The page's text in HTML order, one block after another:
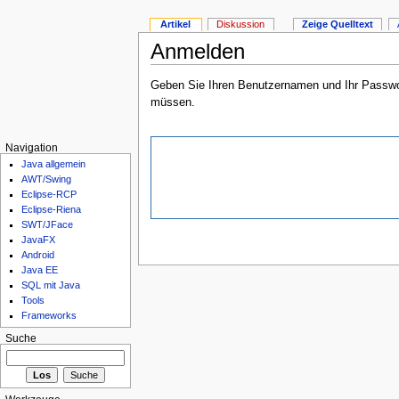
Anmelden
Geben Sie Ihren Benutzernamen und Ihr
müssen.
Artikel Diskussion Zeige Quelltext
Navigation
Java allgemein
AWT/Swing
Eclipse-RCP
Eclipse-Riena
SWT/JFace
JavaFX
Android
Java EE
SQL mit Java
Tools
Frameworks
Suche